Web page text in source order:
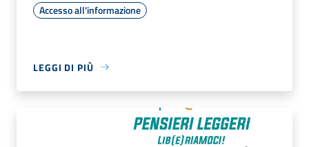
Accesso all'informazione
LEGGI DI PIÙ